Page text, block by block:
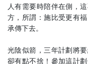
人有需要時陪伴在側，
方，所謂：施比受更有
承傳下去。
光陰似箭，三年計劃將
卻有點不捨！參加這計